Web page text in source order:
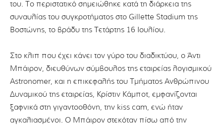
του. Το περιστατικό σημειώθηκε κατά τη διάρκεια της
συναυλίας του συγκροτήματος στο Gillette Stadium της
Βοστώνης, το βράδυ της Τετάρτης 16 Ιουλίου.
Στο κλιπ που έχει κάνει τον γύρο του διαδικτύου, ο Άντι
Μπάιρον, διευθύνων σύμβουλος της εταιρείας λογισμικού
Astronomer, και η επικεφαλής του Τμήματος Ανθρώπινου
Δυναμικού της εταιρείας, Κρίστιν Κάμποτ, εμφανίζονται
ξαφνικά στη γιγαντοοθόνη, την kiss cam, ενώ ήταν
αγκαλιασμένοι. Ο Μπάιρον στεκόταν πίσω από την